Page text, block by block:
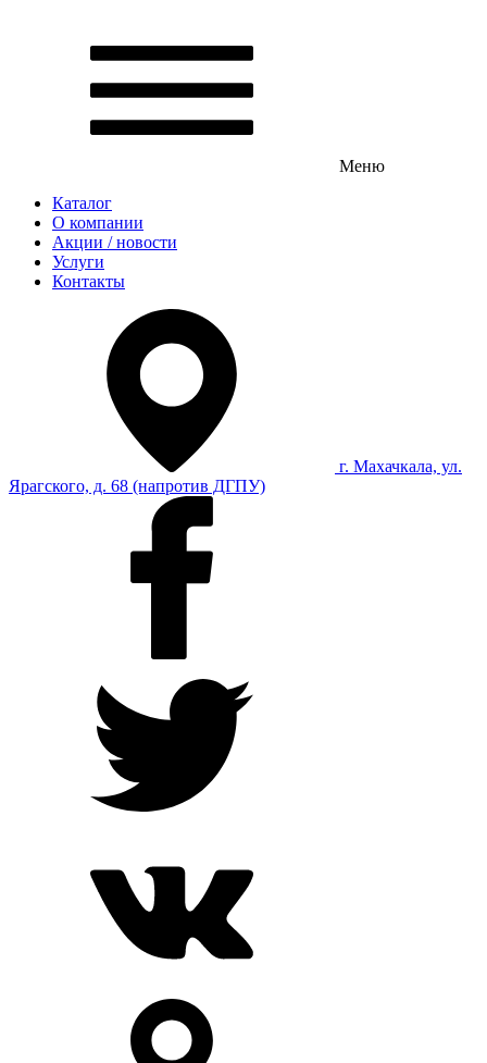
Меню
Каталог
О компании
Акции / новости
Услуги
Контакты
г. Махачкала, ул.
Ярагского, д. 68 (напротив ДГПУ)